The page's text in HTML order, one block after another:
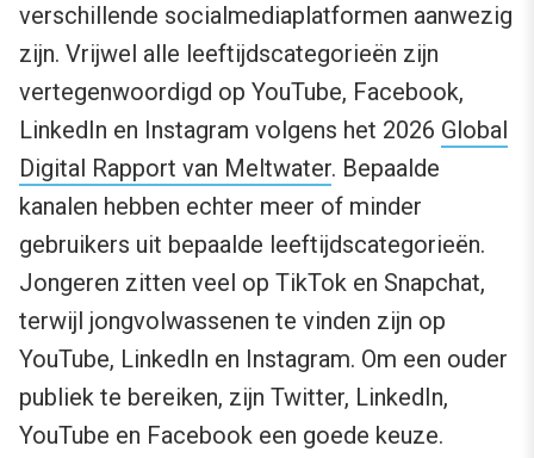
verschillende socialmediaplatformen aanwezig
zijn. Vrijwel alle leeftijdscategorieën zijn
vertegenwoordigd op YouTube, Facebook,
LinkedIn en Instagram volgens het 2026 Global
Digital Rapport van Meltwater. Bepaalde
kanalen hebben echter meer of minder
gebruikers uit bepaalde leeftijdscategorieën.
Jongeren zitten veel op TikTok en Snapchat,
terwijl jongvolwassenen te vinden zijn op
YouTube, LinkedIn en Instagram. Om een ​​ouder
publiek te bereiken, zijn Twitter, LinkedIn,
YouTube en Facebook een goede keuze.